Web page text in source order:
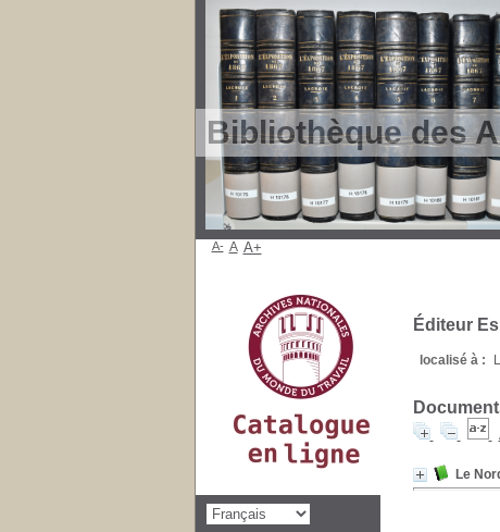
Bibliothèque des
Éditeur
localisé à :
Le
A- A A+